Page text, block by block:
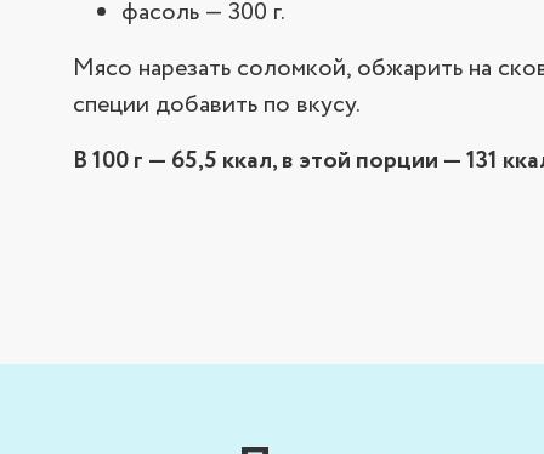
фасоль — 300 г.
Мясо нарезать соломкой, обжарить на
специи добавить по вкусу.
В 100 г — 65,5 ккал, в этой порции — 131